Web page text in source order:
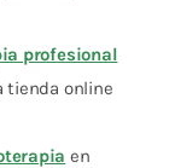
profesional
tienda online
en